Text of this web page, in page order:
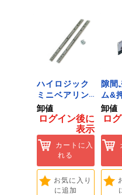
ハンマー等で叩いて
必要以上のトルクを
ハイロジック
ミニベアリン
グタイプ 310
ミリ 72958
Hardware]
卸値
ログイン後に
表示
カートに入
れる
お気に入り
に追加
隙間
ム&
物
卸値
ロ